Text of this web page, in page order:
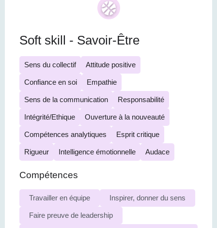
Soft skill - Savoir-Être
Sens du collectif Attitude positive
Confiance en soi Empathie
Sens de la communication Responsabilité
Intégrité/Ethique Ouverture à la nouveauté
Compétences analytiques Esprit critique
Rigueur Intelligence émotionnelle Audace
Compétences
Travailler en équipe Inspirer, donner du sens
Faire preuve de leadership